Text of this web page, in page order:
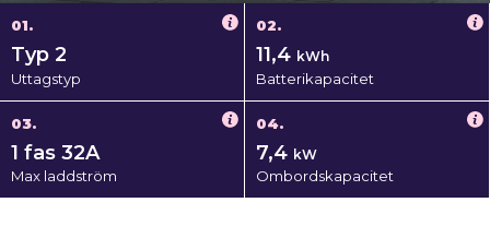
01.
Typ 2
Uttagstyp
02.
11,4 kWh
Batterikapacitet
03.
1 fas 32A
Max laddström
04.
7,4 kW
Ombordskapacitet